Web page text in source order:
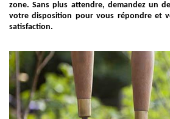
zone. Sans plus attendre, demandez un
votre disposition pour vous répondre et
satisfaction.